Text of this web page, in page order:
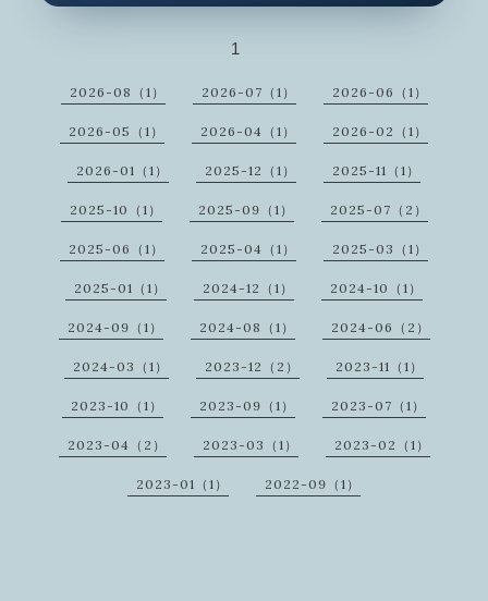
1
2026-08（1） 2026-07（1） 2026-06（1）
2026-05（1） 2026-04（1） 2026-02（1）
2026-01（1） 2025-12（1） 2025-11（1）
2025-10（1） 2025-09（1） 2025-07（2）
2025-06（1） 2025-04（1） 2025-03（1）
2025-01（1） 2024-12（1） 2024-10（1）
2024-09（1） 2024-08（1） 2024-06（2）
2024-03（1） 2023-12（2） 2023-11（1）
2023-10（1） 2023-09（1） 2023-07（1）
2023-04（2） 2023-03（1） 2023-02（1）
2023-01（1） 2022-09（1）